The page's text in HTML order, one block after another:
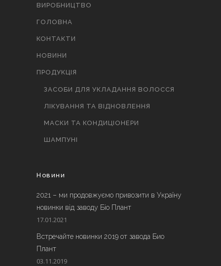
ВИРОБНИЦТВО
ГОЛОВНА
КОНТАКТИ
НОВИНИ
ПРОДУКЦІЯ
ЗАСОБИ ДЛЯ УКЛАДАННЯ ВОЛОССЯ
ЛІКУВАННЯ ТА ВІДНОВЛЕННЯ
МАСКИ ТА КОНДИЦІОНЕРИ
ШАМПУНІ
Новини
2021 – ми продовжуємо привозити в Україну
новинки від заводу Біо Плант
17.01.2021
Встречайте новинки 2019 от завода Био
Плант
03.11.2019